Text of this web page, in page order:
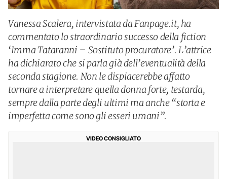
Vanessa Scalera, intervistata da Fanpage.it, ha
commentato lo straordinario successo della fiction
‘Imma Tataranni – Sostituto procuratore’. L’attrice
ha dichiarato che si parla già dell’eventualità della
seconda stagione. Non le dispiacerebbe affatto
tornare a interpretare quella donna forte, testarda,
sempre dalla parte degli ultimi ma anche “storta e
imperfetta come sono gli esseri umani”.
VIDEO CONSIGLIATO